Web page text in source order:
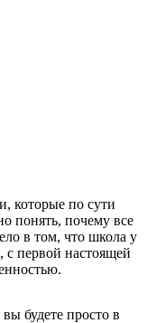
которые по сути
понять, почему все
в том, что школа у
с первой настоящей
будете просто в